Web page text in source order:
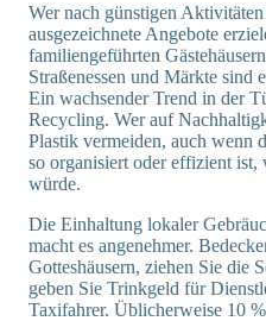
Wer nach günstigen
ausgezeichnete Angebote
familiengeführten
Straßenessen und Märkte sind
Ein wachsender Trend in der
Recycling. Wer auf
Plastik vermeiden, auch wenn
so organisiert oder effizient ist,
würde.
Die Einhaltung lokaler
macht es angenehmer.
Gotteshäusern, ziehen Sie die
geben Sie Trinkgeld für
Taxifahrer. Üblicherweise 10